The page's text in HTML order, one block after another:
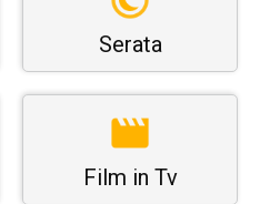
Serata
Film in Tv